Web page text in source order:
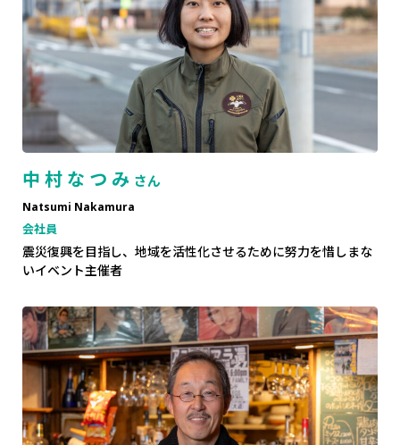
中村なつみ さん
Natsumi Nakamura
会社員
震災復興を目指し、地域を活性化させるために努力を惜しまな
いイベント主催者